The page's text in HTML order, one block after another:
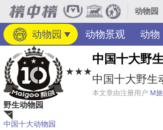
动物园
动物园 动物景观 动物
★★★
中国十大野
中国十大野生
本文章由注册用户 M
野生动物园
中国十大动物园